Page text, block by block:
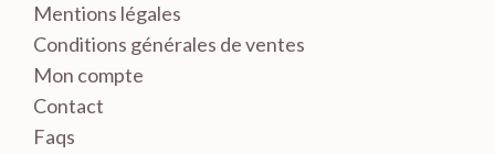
Mentions légales
Conditions générales de ventes
Mon compte
Contact
Faqs